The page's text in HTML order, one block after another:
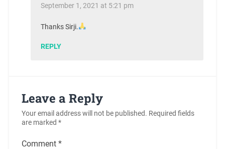
September 1, 2021 at 5:21 pm
Thanks Sirji.
REPLY
Leave a Reply
Your email address will not be published. Required fields
are marked *
Comment *